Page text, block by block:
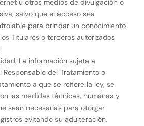
u otros medios de divulgación o
salvo que el acceso sea
para brindar un conocimiento
Titulares o terceros autorizados
La información sujeta a
Responsable del Tratamiento o
a que se refiere la ley, se
las medidas técnicas, humanas y
sean necesarias para otorgar
evitando su adulteración,